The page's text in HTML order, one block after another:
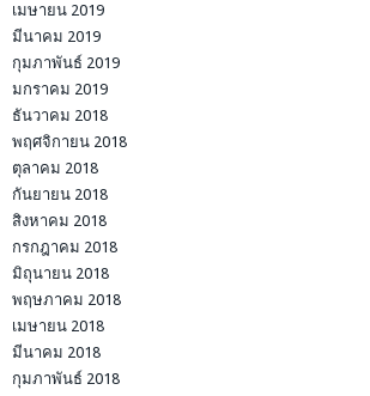
เมษายน 2019
มีนาคม 2019
กุมภาพันธ์ 2019
มกราคม 2019
ธันวาคม 2018
พฤศจิกายน 2018
ตุลาคม 2018
กันยายน 2018
สิงหาคม 2018
กรกฎาคม 2018
มิถุนายน 2018
พฤษภาคม 2018
เมษายน 2018
มีนาคม 2018
กุมภาพันธ์ 2018